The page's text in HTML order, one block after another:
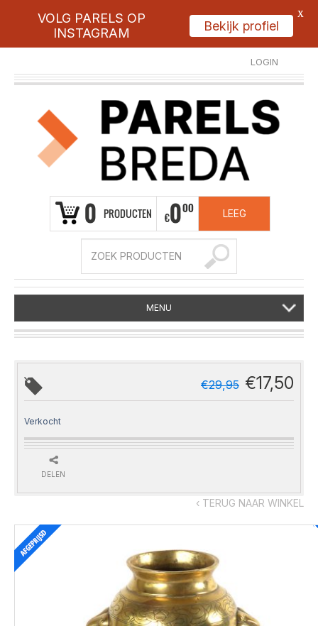
LOGIN
REGISTREER
0 PRODUCTEN €000 LEEG
MENU
‹ TERUG NAAR WINKEL
€29,95 €17,50
Verkocht
DELEN
VOLG PARELS OP
INSTAGRAM
Bekijk profiel
X